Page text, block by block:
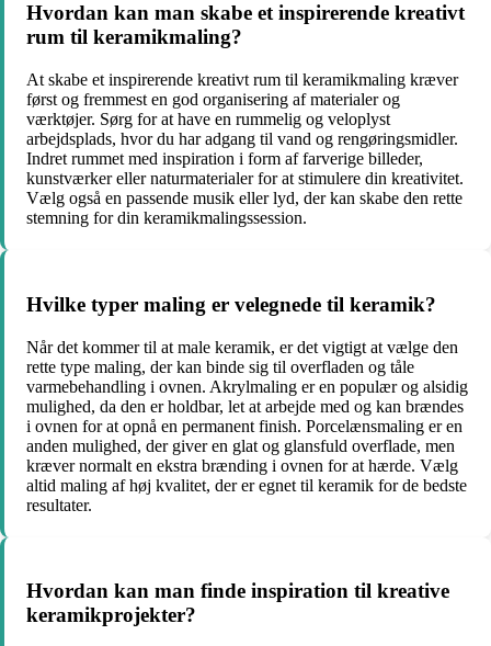
Hvordan kan man skabe et inspirerende kreativt
rum til keramikmaling?
At skabe et inspirerende kreativt rum til keramikmaling kræver
først og fremmest en god organisering af materialer og
værktøjer. Sørg for at have en rummelig og veloplyst
arbejdsplads, hvor du har adgang til vand og rengøringsmidler.
Indret rummet med inspiration i form af farverige billeder,
kunstværker eller naturmaterialer for at stimulere din kreativitet.
Vælg også en passende musik eller lyd, der kan skabe den rette
stemning for din keramikmalingssession.
Hvilke typer maling er velegnede til keramik?
Når det kommer til at male keramik, er det vigtigt at vælge den
rette type maling, der kan binde sig til overfladen og tåle
varmebehandling i ovnen. Akrylmaling er en populær og alsidig
mulighed, da den er holdbar, let at arbejde med og kan brændes
i ovnen for at opnå en permanent finish. Porcelænsmaling er en
anden mulighed, der giver en glat og glansfuld overflade, men
kræver normalt en ekstra brænding i ovnen for at hærde. Vælg
altid maling af høj kvalitet, der er egnet til keramik for de bedste
resultater.
Hvordan kan man finde inspiration til kreative
keramikprojekter?